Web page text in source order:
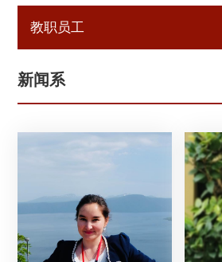
教职员工
新闻系